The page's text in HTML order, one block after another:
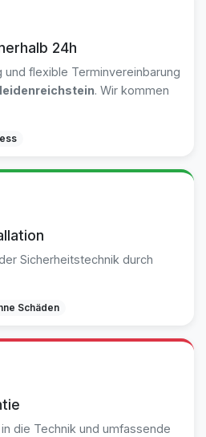
24h
und flexible Terminvereinbarung
. Wir kommen
Sicherheitstechnik durch
Schäden
die Technik und umfassende